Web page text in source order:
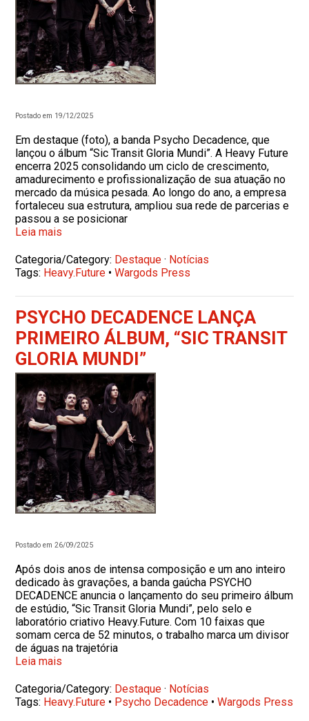
Postado em 19/12/2025
Em destaque (foto), a banda Psycho Decadence, que
lançou o álbum “Sic Transit Gloria Mundi”. A Heavy Future
encerra 2025 consolidando um ciclo de crescimento,
amadurecimento e profissionalização de sua atuação no
mercado da música pesada. Ao longo do ano, a empresa
fortaleceu sua estrutura, ampliou sua rede de parcerias e
passou a se posicionar
Leia mais
Categoria/Category: Destaque · Notícias
Tags: Heavy.Future •Wargods Press
PSYCHO DECADENCE LANÇA
PRIMEIRO ÁLBUM, “SIC TRANSIT
GLORIA MUNDI”
Postado em 26/09/2025
Após dois anos de intensa composição e um ano inteiro
dedicado às gravações, a banda gaúcha PSYCHO
DECADENCE anuncia o lançamento do seu primeiro álbum
de estúdio, “Sic Transit Gloria Mundi”, pelo selo e
laboratório criativo Heavy.Future. Com 10 faixas que
somam cerca de 52 minutos, o trabalho marca um divisor
de águas na trajetória
Leia mais
Categoria/Category: Destaque · Notícias
Tags: Heavy.Future • Psycho Decadence •Wargods Press